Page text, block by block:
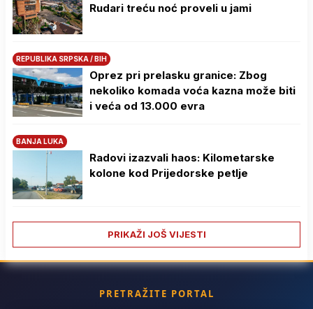
Rudari treću noć proveli u jami
REPUBLIKA SRPSKA / BIH
Oprez pri prelasku granice: Zbog
nekoliko komada voća kazna može biti
i veća od 13.000 evra
BANJA LUKA
Radovi izazvali haos: Kilometarske
kolone kod Prijedorske petlje
PRIKAŽI JOŠ VIJESTI
PRETRAŽITE PORTAL